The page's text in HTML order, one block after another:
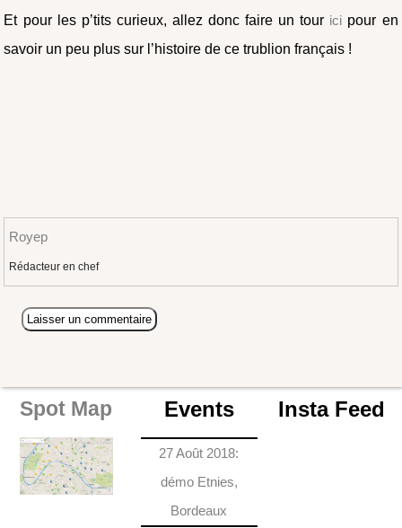
Et pour les p’tits curieux, allez donc faire un tour ici pour en
savoir un peu plus sur l’histoire de ce trublion français !
Royep
Rédacteur en chef
Spot Map Events
27 Août 2018:
démo Etnies,
Bordeaux
Insta Feed